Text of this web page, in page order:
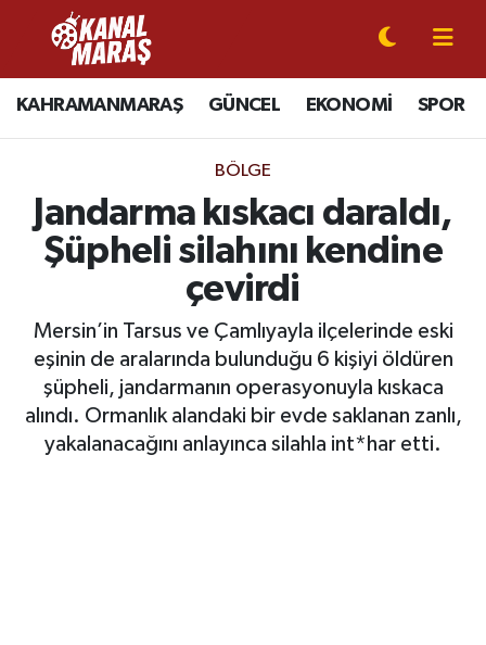
KAHRAMANMARAŞ GÜNCEL EKONOMİ SPOR
BÖLGE
Jandarma kıskacı daraldı,
Şüpheli silahını kendine
çevirdi
Mersin’in Tarsus ve Çamlıyayla ilçelerinde eski
eşinin de aralarında bulunduğu 6 kişiyi öldüren
şüpheli, jandarmanın operasyonuyla kıskaca
alındı. Ormanlık alandaki bir evde saklanan zanlı,
yakalanacağını anlayınca silahla int*har etti.
CANLI YAYIN
KAHRAMANMARAŞ
SPOR
EKONOMİ
GÜNDEM
Kahramanmaraş Nöbetçi Eczaneler
Kahramanmaraş Hava Durumu
Kahramanmaraş Trafik Yoğunluk Haritası
Süper Lig Puan Durumu ve Fikstür
Tüm Manşetler
Son Dakika Haberleri